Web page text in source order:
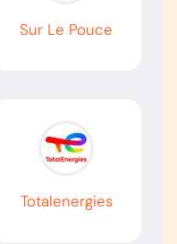
Sur Le Pouce
Totalenergies